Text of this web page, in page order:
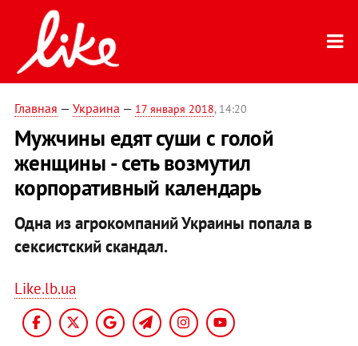
Главная — Украина — 17 января 2018, 14:20
Мужчины едят суши с голой
женщины - сеть возмутил
корпоративный календарь
Одна из агрокомпаний Украины попала в
сексистский скандал.
Like.lb.ua